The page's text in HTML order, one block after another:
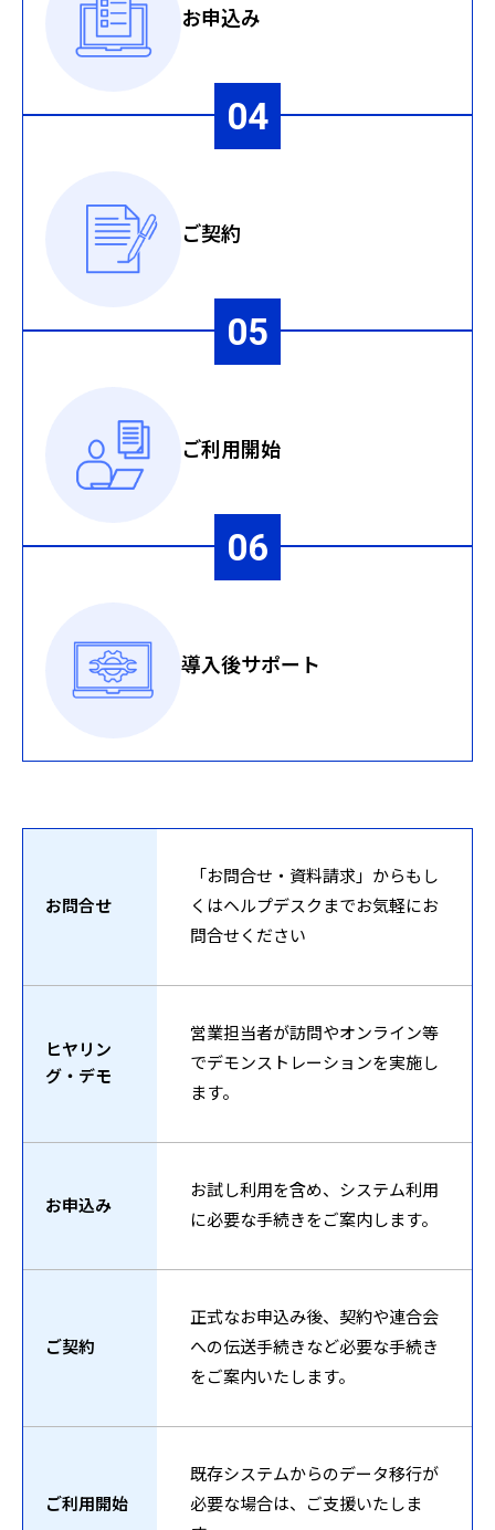
お申込み
ご契約
ご利用開始
導入後サポート
お問合せ
「お問合せ・資料請求」からもし
くはヘルプデスクまでお気軽にお
問合せください
ヒヤリン
グ・デモ
営業担当者が訪問やオンライン等
でデモンストレーションを実施し
ます。
お申込み
お試し利用を含め、システム利用
に必要な手続きをご案内します。
ご契約
正式なお申込み後、契約や連合会
への伝送手続きなど必要な手続き
をご案内いたします。
ご利用開始
既存システムからのデータ移行が
必要な場合は、ご支援いたしま